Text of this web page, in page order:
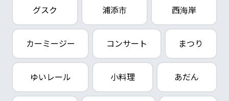
グスク 浦添市 西海岸
カーミージー コンサート まつり
ゆいレール 小料理 あだん